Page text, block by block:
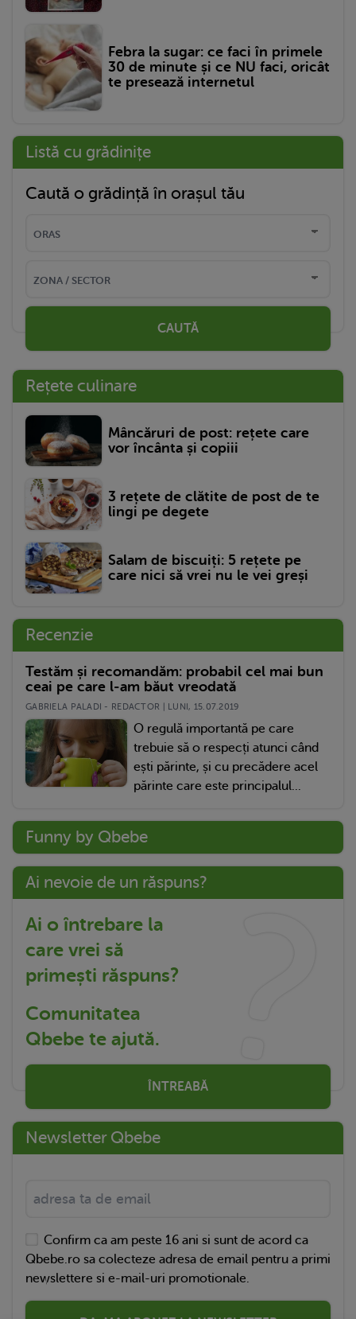
Febra la sugar: ce faci în primele
30 de minute și ce NU faci, oricât
te presează internetul
Listă cu grădinițe
Caută o grădință în orașul tău
CAUTĂ
Rețete culinare
Mâncăruri de post: rețete care
vor încânta și copiii
3 rețete de clătite de post de te
lingi pe degete
Salam de biscuiți: 5 rețete pe
care nici să vrei nu le vei greși
Recenzie
Testăm și recomandăm: probabil cel mai bun
ceai pe care l-am băut vreodată
GABRIELA PALADI - REDACTOR | LUNI, 15.07.2019
O regulă importantă pe care
trebuie să o respecți atunci când
ești părinte, și cu precădere acel
părinte care este principalul...
Funny by Qbebe
Ai nevoie de un răspuns?
Ai o întrebare la
care vrei să
primești răspuns?
Comunitatea
Qbebe te ajută.
ÎNTREABĂ
Newsletter Qbebe
Confirm ca am peste 16 ani si sunt de acord ca
Qbebe.ro sa colecteze adresa de email pentru a primi
newslettere si e-mail-uri promotionale.